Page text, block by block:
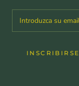
INSCRIBIRSE